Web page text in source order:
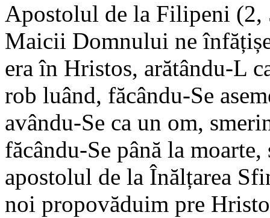
Apostolul de la Filipeni (2,
Maicii Domnului ne
era în Hristos, arătându-L
rob luând, făcându-Se
avându-Se ca un om,
făcându-Se până la
apostolul de la Înălțarea
noi propovăduim pre